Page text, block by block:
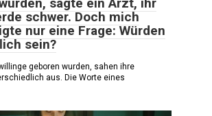
sagte ein Arzt, ihr
schwer. Doch mich
nur eine Frage: Würden
sein?
geboren wurden, sahen ihre
aus. Die Worte eines